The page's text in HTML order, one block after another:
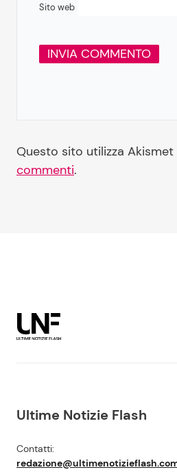
Sito web
Questo sito utilizza
commenti.
Ultime Notizie Flash
Contatti: